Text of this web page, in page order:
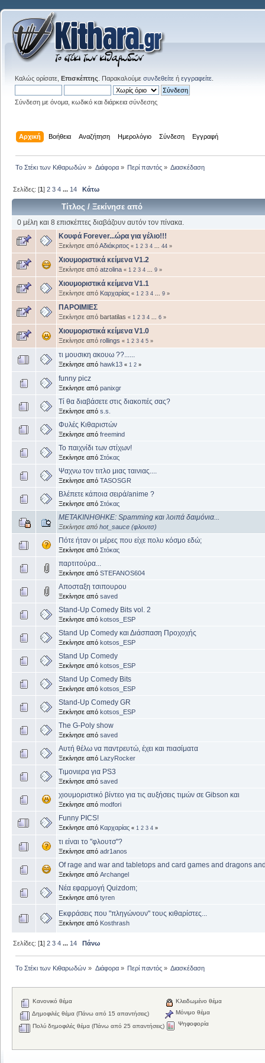
Καλώς ορίσατε, Επισκέπτης . Παρακαλούμε συνδεθείτε ή εγγραφείτε
Σύνδεση με όνομα, κωδικό και διάρκεια σύνδεσης
Αρχική Βοήθεια Αναζήτηση Ημερολόγιο Σύνδεση Εγγραφή
Το Στέκι των Κιθαρωδών » Διάφορα» Περί παντός» Διασκέδαση
Σελίδες: [1]2 3 4 ... 14 Κάτω
Τίτλος /Ξεκίνησε από
0 μέλη και 8 επισκέπτες διαβάζουν αυτόν τον πίνακα.
Κουφά Forever...ώρα για γέλιο!!!
Ξεκίνησε απόΑδιάκριτος « 1 2 3 4 44 »
Χιουμοριστικά κείμενα V1.2
Ξεκίνησε από atzolina « 1 2 3 4 9 »
Χιουμοριστικά κείμενα V1.1
Ξεκίνησε από Καρχαρίας « 1 2 3 4 9 »
ΠΑΡΟΙΜΙΕΣ
Ξεκίνησε από bartatilas « 1 2 3 4 6 »
Χιουμοριστικά κείμενα V1.0
Ξεκίνησε από rollings « 1 2 3 4 5 »
τι μουσικη ακουω ??......
Ξεκίνησε από hawk13 « 1 2 »
funny picz
Ξεκίνησε από panixgr
Tί θα διαβάσετε στις διακοπές σας?
Ξεκίνησε από s.s.
Φυλές Κιθαριστών
Ξεκίνησε από freemind
Το παιχνίδι των στίχων!
Ξεκίνησε από Στόκας
Ψαχνω τον τιτλο μιας ταινιας....
Ξεκίνησε από TASOSGR
Βλέπετε κάποια σειρά/anime ?
Ξεκίνησε από Στόκας
ΜΕΤΑΚΙΝΗΘΗΚΕ: Spamming και λοιπά δαιμόνια...
Ξεκίνησε από hot_sauce (φλουτσ)
Πότε ήταν οι μέρες που είχε πολυ κόσμο εδώ;
Ξεκίνησε από Στόκας
παρτιτούρα...
Ξεκίνησε από STEFANOS604
Αποσταξη τσιπουρου
Ξεκίνησε από saved
Stand-Up Comedy Bits vol. 2
Ξεκίνησε από kotsos_ESP
Stand Up Comedy και Διάσπαση Προχοχής
Ξεκίνησε από kotsos_ESP
Stand Up Comedy
Ξεκίνησε από kotsos_ESP
Stand Up Comedy Bits
Ξεκίνησε από kotsos_ESP
Stand-Up Comedy GR
Ξεκίνησε από kotsos_ESP
The G-Poly show
Ξεκίνησε από saved
Αυτή θέλω να παντρευτώ, έχει και πιασίματα
Ξεκίνησε από LazyRocker
Τιμονιερα για PS3
Ξεκίνησε από saved
χιουμοριστικό βίντεο για τις αυξήσεις τιμών σε Gibson και
Ξεκίνησε από modfori
Funny PICS!
Ξεκίνησε από Καρχαρίας « 1 2 3 4 »
τι είναι το "φλουτσ"?
Ξεκίνησε από adr1anos
Of rage and war and tabletops and card games and dragons
Ξεκίνησε από Archangel
Νέα εφαρμογή Quizdom;
Ξεκίνησε από tyren
Εκφράσεις που "πληγώνουν" τους κιθαρίστες...
Ξεκίνησε από Kosthrash
Σελίδες: [1]2 3 4 ... 14 Πάνω
Το Στέκι των Κιθαρωδών » Διάφορα» Περί παντός» Διασκέδαση
Κανονικό θέμα
Δημοφιλές θέμα (Πάνω από 15 απαντήσεις)
Πολύ δημοφιλές θέμα (Πάνω από 25 απαντήσεις)
Κλειδωμένο θέμα
Μόνιμο θέμα
Ψηφοφορία